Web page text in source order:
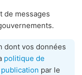
de messages
dont vos données
politique de
publication par le